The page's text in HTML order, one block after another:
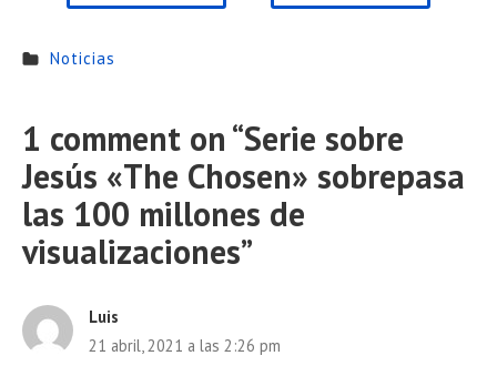
Noticias
1 comment on “Serie sobre
Jesús «The Chosen» sobrepasa
las 100 millones de
visualizaciones”
Luis
21 abril, 2021 a las 2:26 pm